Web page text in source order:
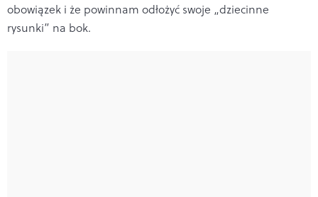
obowiązek i że powinnam odłożyć swoje „dziecinne
rysunki” na bok.